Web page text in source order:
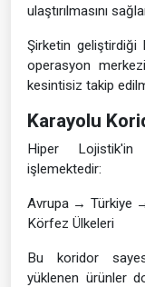
ulaştırılmasını
Şirketin geliştirdiği
operasyon
kesintisiz takip
Karayolu
Hiper
işlemektedir:
Avrupa → Türkiye
Körfez Ülkeleri
Bu koridor
yüklenen ürünler